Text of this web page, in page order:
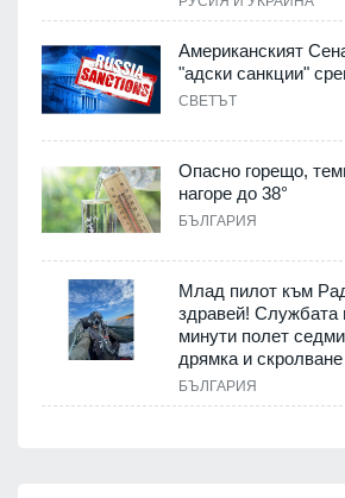
Американският
"адски санкции"
СВЕТЪТ
Опасно горещо,
нагоре до 38°
БЪЛГАРИЯ
Млад пилот към
здравей! Службата
минути полет
дрямка и скролване
БЪЛГАРИЯ